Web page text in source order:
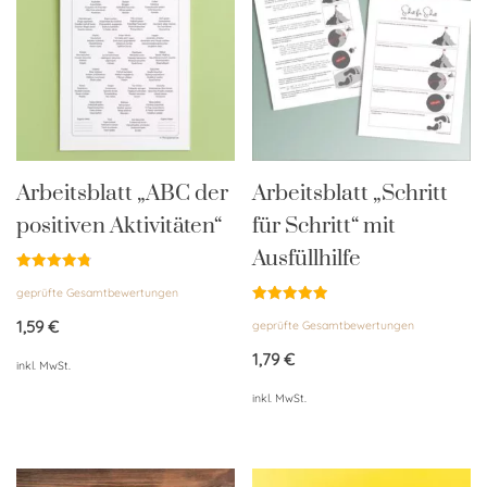
Arbeitsblatt „ABC der
positiven Aktivitäten“
mit
von 5
geprüfte Gesamtbewertungen
1,59€
inkl. MwSt.
Arbeitsblatt „Schritt
für Schritt“ mit
Ausfüllhilfe
mit
von 5
geprüfte Gesamtbewertungen
1,79€
inkl. MwSt.